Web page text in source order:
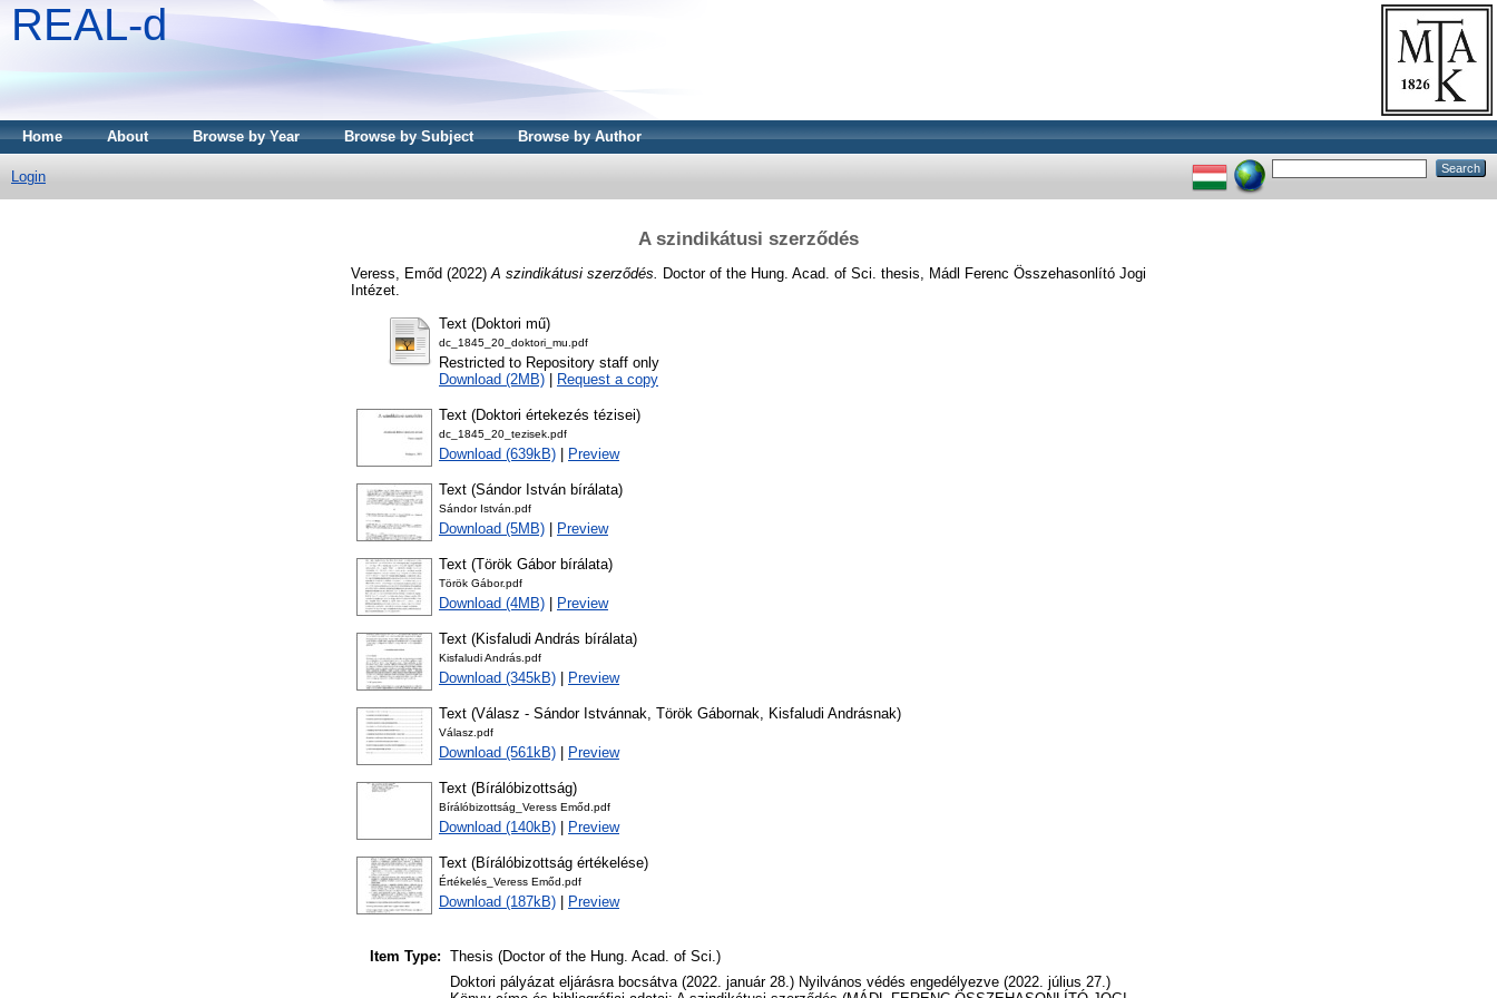
REAL-d
Home About Browse by Year Browse by Subject Browse by Author
Login
A szindikátusi szerződés
Veress, Emőd (2022) A szindikátusi szerződés.
Doctor of the Hung. Acad. of Sci. thesis, Mádl Ferenc Összehasonlító Jogi
Intézet.
Text (Doktori mű)
dc_1845_20_doktori_mu.pdf
Restricted to Repository staff only
Download (2MB)
Request a copy
Text (Doktori értekezés tézisei)
dc_1845_20_tezisek.pdf
Download (639kB) Preview
Text (Sándor István bírálata)
Sándor István.pdf
Download (5MB) Preview
Text (Török Gábor bírálata)
Török Gábor.pdf
Download (4MB) Preview
Text (Kisfaludi András bírálata)
Kisfaludi András.pdf
Download (345kB) Preview
Text (Válasz - Sándor Istvánnak, Török Gábornak, Kisfaludi Andrásnak)
Válasz.pdf
Download (561kB) Preview
Text (Bírálóbizottság)
Bírálóbizottság_Veress Emőd.pdf
Download (140kB) Preview
Text (Bírálóbizottság értékelése)
Értékelés_Veress Emőd.pdf
Download (187kB) Preview
Item Type: Thesis (Doctor of the Hung. Acad. of Sci.)
Doktori pályázat eljárásra bocsátva (2022. január 28.) Nyilvános védés engedélyezve (2022. július 27.)